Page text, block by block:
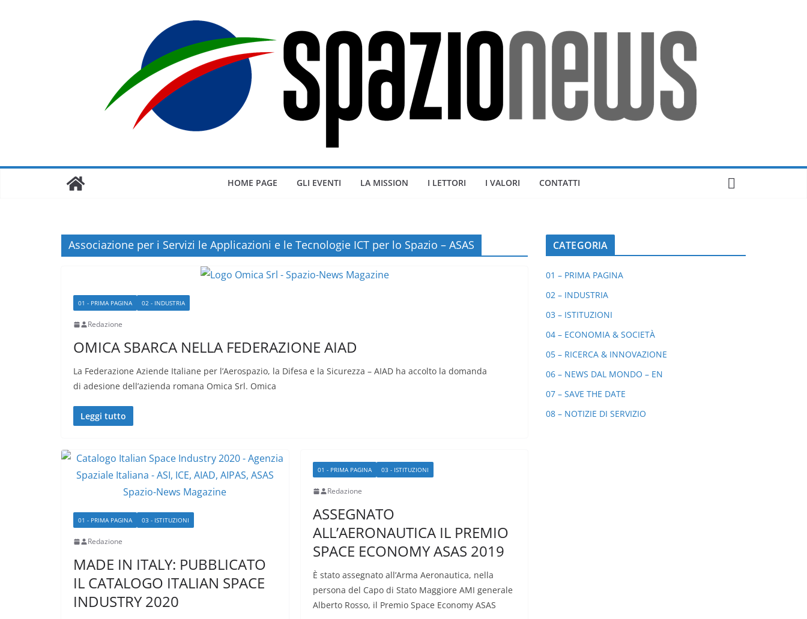
HOME PAGE GLI EVENTI LA MISSION I LETTORI I VALORI CONTATTI
Associazione per i Servizi le Applicazioni e le Tecnologie ICT per lo Spazio – ASAS
01 - PRIMA PAGINA 02 - INDUSTRIA
Redazione
OMICA SBARCA NELLA FEDERAZIONE AIAD
La Federazione Aziende Italiane per l’Aerospazio, la Difesa e la Sicurezza – AIAD ha accolto la domanda
di adesione dell’azienda romana Omica Srl. Omica
Leggi tutto
01 - PRIMA PAGINA 03 - ISTITUZIONI
Redazione
MADE IN ITALY: PUBBLICATO
IL CATALOGO ITALIAN SPACE
INDUSTRY 2020
01 - PRIMA PAGINA 03 - ISTITUZIONI
Redazione
ASSEGNATO
ALL’AERONAUTICA IL PREMIO
SPACE ECONOMY ASAS 2019
È stato assegnato all’Arma Aeronautica, nella
persona del Capo di Stato Maggiore AMI generale
Alberto Rosso, il Premio Space Economy ASAS
CATEGORIA
01 – PRIMA PAGINA
02 – INDUSTRIA
03 – ISTITUZIONI
04 – ECONOMIA & SOCIETÀ
05 – RICERCA & INNOVAZIONE
06 – NEWS DAL MONDO – EN
07 – SAVE THE DATE
08 – NOTIZIE DI SERVIZIO